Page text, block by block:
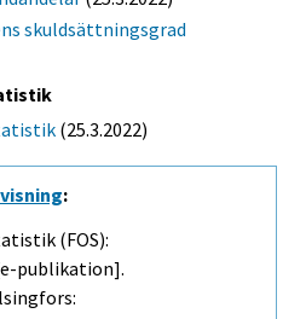
skuldsättningsgrad
(25.3.2022)
:
(FOS):
publikation].